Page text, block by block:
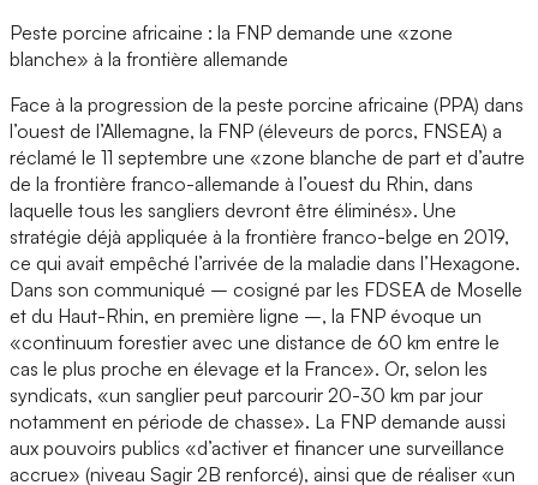
Peste porcine africaine : la FNP demande une «zone
blanche» à la frontière allemande
Face à la progression de la peste porcine africaine (PPA) dans
l’ouest de l’Allemagne, la FNP (éleveurs de porcs, FNSEA) a
réclamé le 11 septembre une «zone blanche de part et d’autre
de la frontière franco-allemande à l’ouest du Rhin, dans
laquelle tous les sangliers devront être éliminés». Une
stratégie déjà appliquée à la frontière franco-belge en 2019,
ce qui avait empêché l’arrivée de la maladie dans l’Hexagone.
Dans son communiqué – cosigné par les FDSEA de Moselle
et du Haut-Rhin, en première ligne –, la FNP évoque un
«continuum forestier avec une distance de 60 km entre le
cas le plus proche en élevage et la France». Or, selon les
syndicats, «un sanglier peut parcourir 20-30 km par jour
notamment en période de chasse». La FNP demande aussi
aux pouvoirs publics «d’activer et financer une surveillance
accrue» (niveau Sagir 2B renforcé), ainsi que de réaliser «un